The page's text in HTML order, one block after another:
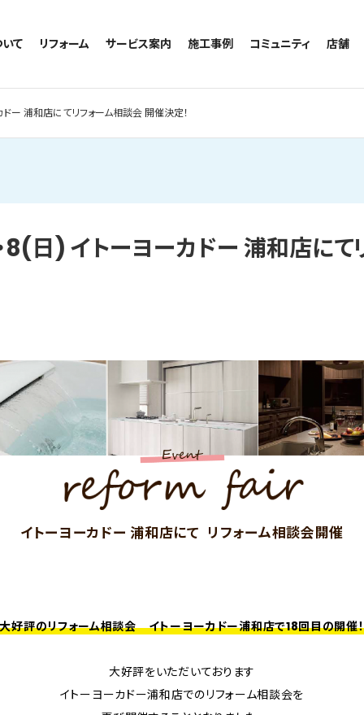
て リフォーム
お風呂のリフォーム
キッチンのリフォーム
洗面台のリフォーム
外壁のリフォーム
サービス案内
相談室・よくある質問
施工事例
トイレの施工事例
キッチンの施工事例
コミュニティ
アルブル通信
ブログ
店舗
墨
日
ー 浦和店にてリフォーム相談会 開催決定！
8(日) イトーヨーカドー 浦和店にて
イトーヨーカドー 浦和店にて リフォーム相談会開催
好評のリフォーム相談会 イトーヨーカドー浦和店で18回目の開催
大好評をいただいております
イトーヨーカドー浦和店でのリフォーム相談会を